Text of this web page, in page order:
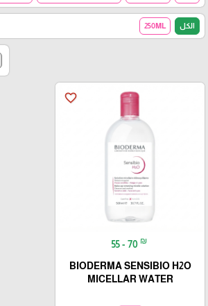
الكل 250ML
favorite_border
55 - 70 ₪
BIODERMA SENSIBIO H2O
MICELLAR WATER